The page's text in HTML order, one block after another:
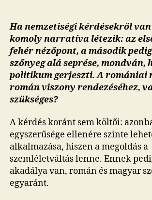
Ha nemzetiségi kérdésekről van
komoly narratíva létezik: az
fehér nézőpont, a második
szőnyeg alá seprése, mondván,
politikum gerjeszti. A romániai
román viszony rendezéséhez,
szükséges?
A kérdés koránt sem költői:
egyszerűsége ellenére szinte
alkalmazása, hiszen a megoldás a
szemléletváltás lenne. Ennek
akadálya van, román és magyar
egyaránt.